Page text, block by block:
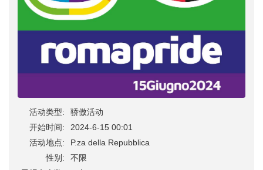
活动类型:
骄傲活动
开始时间:
2024-6-15 00:01
活动地点:
P.za della Repubblica
性别:
不限